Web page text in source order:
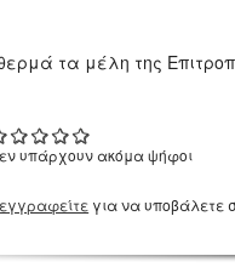
τα μέλη της
υπάρχουν ακόμα ψήφοι
εγγραφείτε για να υποβάλετε